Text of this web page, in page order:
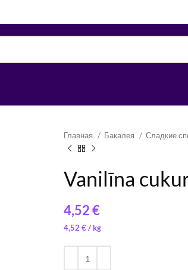
Главная Бакалея Сладкие
€
/
Vanilīna
€
4,52 €/